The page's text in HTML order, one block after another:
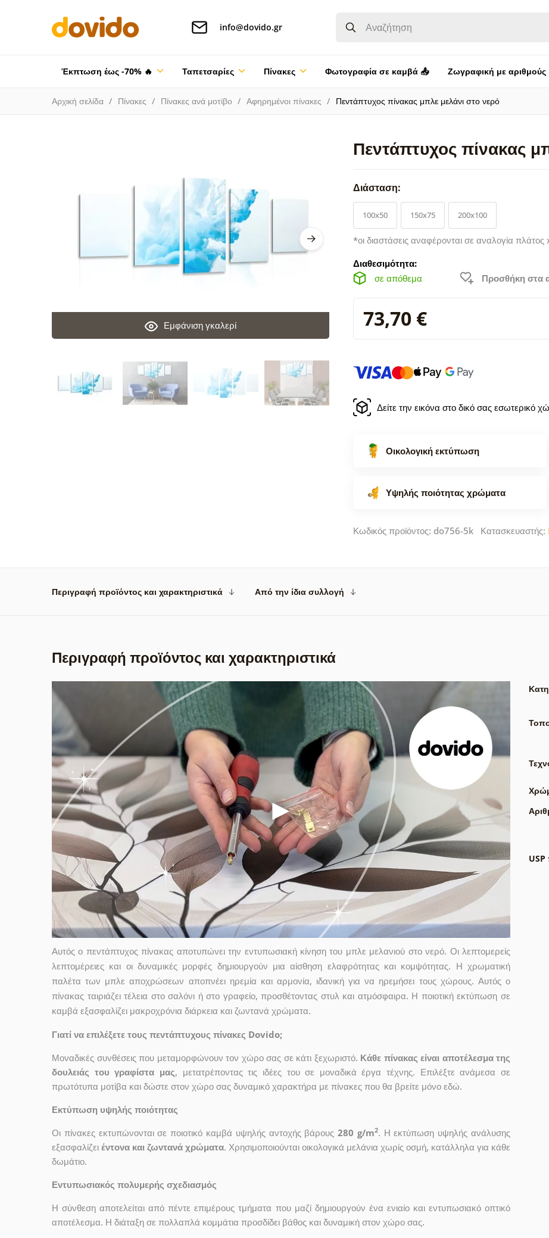
info@dovido.gr
Έκπτωση έως -70% 🔥 Ταπετσαρίες Πίνακες Φωτογραφία σε καμβά 📤 Ζωγραφική με αριθμούς
Αρχική σελίδα Πίνακες Πίνακες ανά μοτίβο Αφηρημένοι πίνακες Πεντάπτυχος πίνακας μπλε μελάνι στο νερό
Πεντάπτυχος πίνακας
Εμφάνιση γκαλερί
Διάσταση:
100x50 150x75 200x100
*οι διαστάσεις αναφέρονται σε αναλογία πλάτος
Διαθεσιμότητα:
σε απόθεμα
Προσθήκη στα
73,70 €
Δείτε την εικόνα στο δικό σας εσωτερικό
Οικολογική εκτύπωση
Υψηλής ποιότητας χρώματα
Κωδικός προϊόντος: do756-5k Κατασκευαστής:
Περιγραφή προϊόντος και χαρακτηριστικά Από την ίδια συλλογή
Περιγραφή προϊόντος και χαρακτηριστικά
Αυτός ο πεντάπτυχος πίνακας αποτυπώνει την εντυπωσιακή κίνηση του μπλε μελανιού στο νερό. Οι λεπτομερείς
λεπτομέρειες και οι δυναμικές μορφές δημιουργούν μια αίσθηση ελαφρότητας και κομψότητας. Η χρωματική
παλέτα των μπλε αποχρώσεων αποπνέει ηρεμία και αρμονία, ιδανική για να ηρεμήσει τους χώρους. Αυτός ο
πίνακας ταιριάζει τέλεια στο σαλόνι ή στο γραφείο, προσθέτοντας στυλ και ατμόσφαιρα. Η ποιοτική εκτύπωση σε
καμβά εξασφαλίζει μακροχρόνια διάρκεια και ζωντανά χρώματα.
Γιατί να επιλέξετε τους πεντάπτυχους πίνακες Dovido;
Μοναδικές συνθέσεις που μεταμορφώνουν τον χώρο σας σε κάτι ξεχωριστό. Κάθε πίνακας είναι αποτέλεσμα της
δουλειάς του γραφίστα μας, μετατρέποντας τις ιδέες του σε μοναδικά έργα τέχνης. Επιλέξτε ανάμεσα σε
πρωτότυπα μοτίβα και δώστε στον χώρο σας δυναμικό χαρακτήρα με πίνακες που θα βρείτε μόνο εδώ.
Εκτύπωση υψηλής ποιότητας
Οι πίνακες εκτυπώνονται σε ποιοτικό καμβά υψηλής αντοχής βάρους280 g/m2. Η εκτύπωση υψηλής ανάλυσης
εξασφαλίζει έντονα και ζωντανά χρώματα. Χρησιμοποιούνται οικολογικά μελάνια χωρίς οσμή, κατάλληλα για κάθε
δωμάτιο.
Εντυπωσιακός πολυμερής σχεδιασμός
Η σύνθεση αποτελείται από πέντε επιμέρους τμήματα που μαζί δημιουργούν ένα ενιαίο και εντυπωσιακό οπτικό
αποτέλεσμα. Η διάταξη σε πολλαπλά κομμάτια προσδίδει βάθος και δυναμική στον χώρο σας.
USP